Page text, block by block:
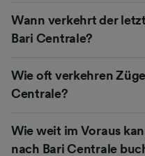
Wann verkehrt der
Bari Centrale?
Wie oft verkehren
Centrale?
Wie weit im Voraus
nach Bari Centrale